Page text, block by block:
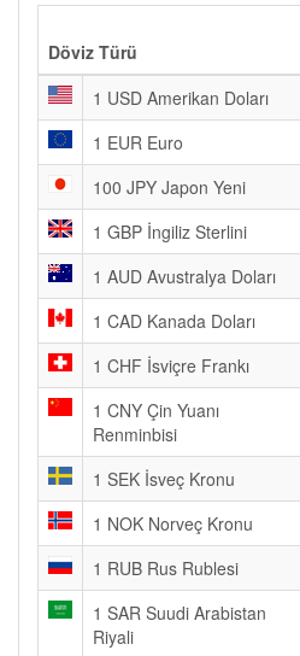
Döviz Türü
1 USD Amerikan Doları
1 EUR Euro
100 JPY Japon Yeni
1 GBP İngiliz Sterlini
1 AUD Avustralya Doları
1 CAD Kanada Doları
1 CHF İsviçre Frankı
1 CNY Çin Yuanı
Renminbisi
1 SEK İsveç Kronu
1 NOK Norveç Kronu
1 RUB Rus Rublesi
1 SAR Suudi Arabistan
Riyali